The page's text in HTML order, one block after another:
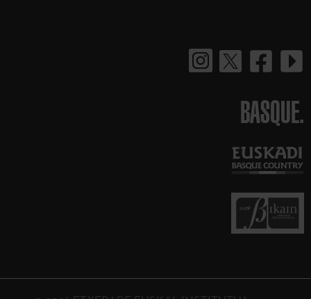
BASQUE.